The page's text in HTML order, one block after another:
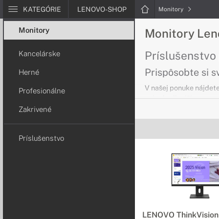
KATEGÓRIE LENOVO-SHOP Monitory
Monitory
Kancelárske
Herné
Profesionálne
Zakrivené
Príslušenstvo
Monitory
Prispôsobte si
V našej ponuke
najpohodlnejšia.
Kancelárske
Skvelé pre
Monitory Lenovo sa
aj pri bežnej práci v
Herné
Pripravené do
LENOVO